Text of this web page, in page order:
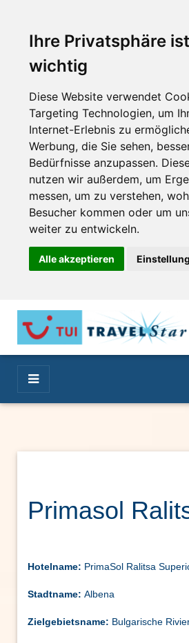
Ihre Privatsphäre
wichtig
Diese Website verwendet
Targeting Technologien, um
Internet-Erlebnis zu
Werbung, die Sie sehen,
Bedürfnisse anzupassen.
nutzen wir außerdem, um
messen, um zu verstehen,
Besucher kommen oder um
weiter zu entwickeln.
Alle akzeptieren
Primasol
Hotelname: PrimaSol Ralitsa
Stadtname: Albena
Zielgebietsname: Bulgarische